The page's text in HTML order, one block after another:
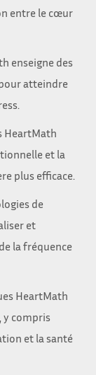
entre le cœur
enseigne des
atteindre
HeartMath
et la
plus efficace.
de
et
la fréquence
HeartMath
y compris
et la santé